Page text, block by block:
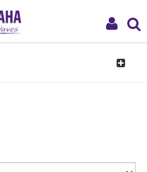
My
Toggle